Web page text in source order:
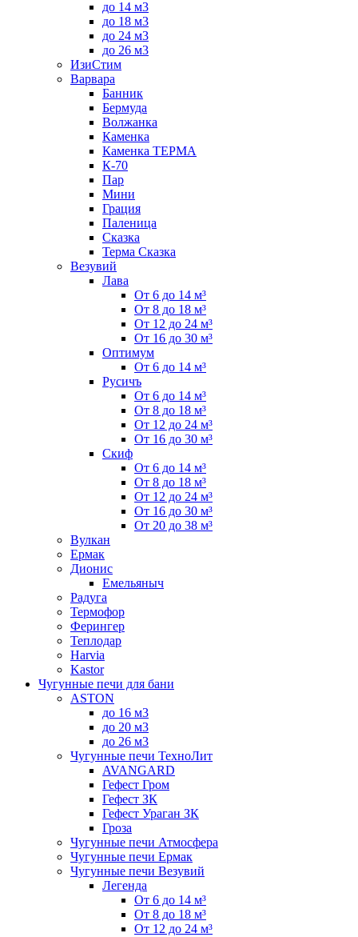
до 14 м3
до 18 м3
до 24 м3
до 26 м3
ИзиСтим
Варвара
Банник
Бермуда
Волжанка
Каменка
Каменка ТЕРМА
К-70
Пар
Мини
Грация
Паленица
Сказка
Терма Сказка
Везувий
Лава
От 6 до 14 м³
От 8 до 18 м³
От 12 до 24 м³
От 16 до 30 м³
Оптимум
От 6 до 14 м³
Русичъ
От 6 до 14 м³
От 8 до 18 м³
От 12 до 24 м³
От 16 до 30 м³
Скиф
От 6 до 14 м³
От 8 до 18 м³
От 12 до 24 м³
От 16 до 30 м³
От 20 до 38 м³
Вулкан
Ермак
Дионис
Емельяныч
Радуга
Термофор
Ферингер
Теплодар
Harvia
Kastor
Чугунные печи для бани
ASTON
до 16 м3
до 20 м3
до 26 м3
Чугунные печи ТехноЛит
AVANGARD
Гефест Гром
Гефест ЗК
Гефест Ураган ЗК
Гроза
Чугунные печи Атмосфера
Чугунные печи Ермак
Чугунные печи Везувий
Легенда
От 6 до 14 м³
От 8 до 18 м³
От 12 до 24 м³